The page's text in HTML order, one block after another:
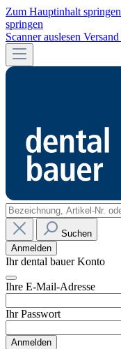
Zum Hauptinhalt springen
springen
Scanner auslesen Versand
Suchen
Anmelden
Ihr dental bauer Konto
Ihre E-Mail-Adresse
Ihr Passwort
Anmelden